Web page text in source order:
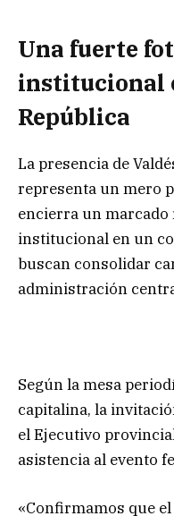
Una fuerte
institucional
República
La presencia de
representa un mero
encierra un
institucional en un
buscan consolidar
administración
Según la mesa
capitalina, la
el Ejecutivo
asistencia al evento
«Confirmamos que